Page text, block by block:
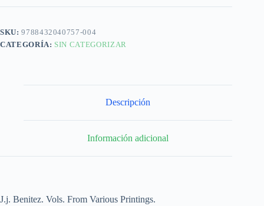
SKU:9788432040757-004
CATEGORÍA: SIN CATEGORIZAR
Descripción
Información adicional
J.j. Benitez. Vols. From Various Printings.